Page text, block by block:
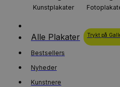
Kunstplakater
Alle Plakater Trykt på
Bestsellers
Nyheder
Kunstnere